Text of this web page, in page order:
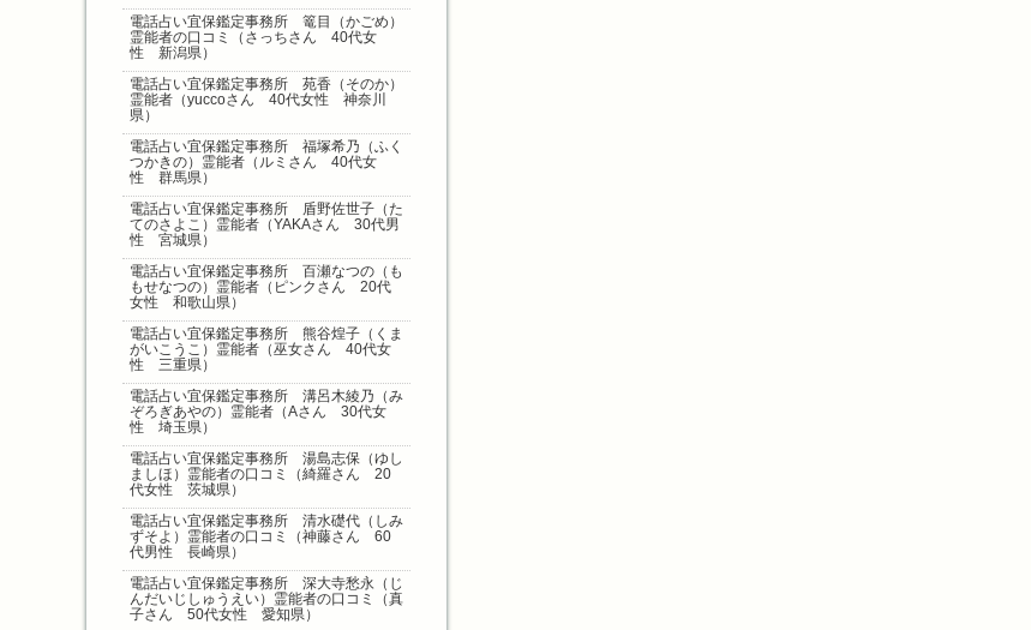
電話占い宜保鑑定事務所 篭目（かごめ）
霊能者の口コミ（さっちさん 40代女
性 新潟県）
電話占い宜保鑑定事務所 苑香（そのか）
霊能者（yuccoさん 40代女性 神奈川
県）
電話占い宜保鑑定事務所 福塚希乃（ふく
つかきの）霊能者（ルミさん 40代女
性 群馬県）
電話占い宜保鑑定事務所 盾野佐世子（た
てのさよこ）霊能者（YAKAさん 30代男
性 宮城県）
電話占い宜保鑑定事務所 百瀬なつの（も
もせなつの）霊能者（ピンクさん 20代
女性 和歌山県）
電話占い宜保鑑定事務所 熊谷煌子（くま
がいこうこ）霊能者（巫女さん 40代女
性 三重県）
電話占い宜保鑑定事務所 溝呂木綾乃（み
ぞろぎあやの）霊能者（Aさん 30代女
性 埼玉県）
電話占い宜保鑑定事務所 湯島志保（ゆし
ましほ）霊能者の口コミ（綺羅さん 20
代女性 茨城県）
電話占い宜保鑑定事務所 清水礎代（しみ
ずそよ）霊能者の口コミ（神藤さん 60
代男性 長崎県）
電話占い宜保鑑定事務所 深大寺愁永（じ
んだいじしゅうえい）霊能者の口コミ（真
子さん 50代女性 愛知県）